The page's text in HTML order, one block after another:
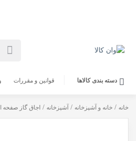
دسته بندی کالاها قوانین و مقررات
خانه / خانه و آشپزخانه / آشپزخانه / اجاق گاز صفحه‌